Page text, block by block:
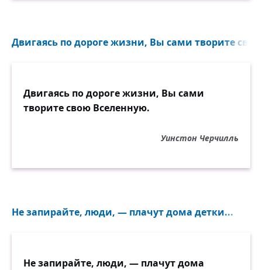
Двигаясь по дороге жизни, Вы сами творите
Двигаясь по дороге жизни, Вы сами
творите свою Вселенную.
Уинстон Черчилль
Не запирайте, люди, — плачут дома детки...
Не запирайте, люди, — плачут дома